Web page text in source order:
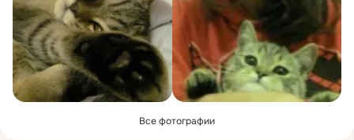
Все фотографии